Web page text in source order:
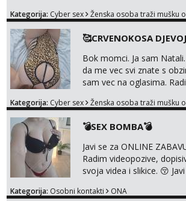
prljave i u svemu vidim
po svojoj mjeri. Sexi videa
dečkom ili pak ja sama di
ludila. 🍑 Naravno ako ti
dovoljna uvije...
Kategorija: Cyber sex Ženska osoba traži mušku
🥰CRVENOKOSA
Bok momci. Ja sam
da me vec svi znate s
sam vec na oglasima.
Za lijepu suradnju javi mi
0045
Kategorija: Cyber sex Ženska osoba traži mušku
💣SEX BOMBA💣
Javi se za ONLINE
Radim videopozive,
svoja videa i slikice. 😚
0045
Kategorija: Osobni kontakti ONA